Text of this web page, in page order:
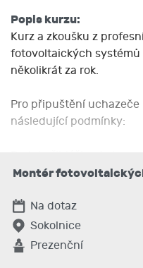
Popis kurzu:
Kurz a zkoušku z
fotovoltaických
několikrát za rok.
Pro připuštění
následující podmínky:
Podat přihlášku do kurzu
Doložit potvrzení o
vyhláška č. 50/1978 Sb./
Před zahájením
svoji totožnost průkazem
Montér
Na dotaz
Sokolnice
Prezenční